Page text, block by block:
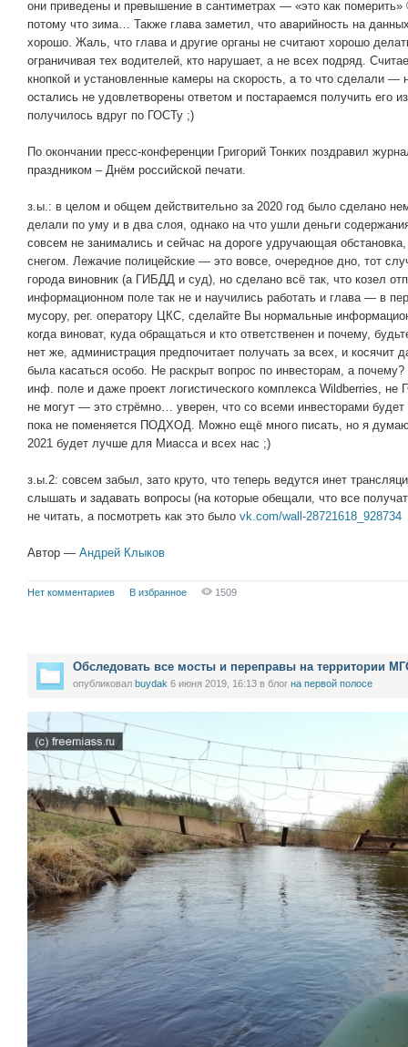
они приведены и превышение в сантиметрах — «это как
потому что зима… Также глава заметил, что аварийность на
хорошо. Жаль, что глава и другие органы не считают хорошо
ограничивая тех водителей, кто нарушает, а не всех подряд.
кнопкой и установленные камеры на скорость, а то что сделали
остались не удовлетворены ответом и постараемся получить его
получилось вдруг по ГОСТу ;)
По окончании пресс-конференции Григорий Тонких поздравил
праздником – Днём российской печати.
з.ы.: в целом и общем действительно за 2020 год было сделано
делали по уму и в два слоя, однако на что ушли деньги
совсем не занимались и сейчас на дороге удручающая
снегом. Лежачие полицейские — это вовсе, очередное дно, тот
города виновник (а ГИБДД и суд), но сделано всё так, что козел
информационном поле так не и научились работать и глава — в
мусору, рег. оператору ЦКС, сделайте Вы нормальные
когда виноват, куда обращаться и кто ответственен и почему,
нет же, администрация предпочитает получать за всех, и
была касаться особо. Не раскрыт вопрос по инвесторам, а
инф. поле и даже проект логистического комплекса Wildberries,
не могут — это стрёмно… уверен, что со всеми инвесторами будет
пока не поменяется ПОДХОД. Можно ещё много писать, но я
2021 будет лучше для Миасса и всех нас ;)
з.ы.2: совсем забыл, зато круто, что теперь ведутся инет
слышать и задавать вопросы (на которые обещали, что все
не читать, а посмотреть как это было vk.com/wall-28721618_928734
Автор — Андрей Клыков
Нет комментариев В избранное 1509
Обследовать все мосты и переправы на территории
опубликовал buydak 6 июня 2019, 16:13 в блог на первой полосе